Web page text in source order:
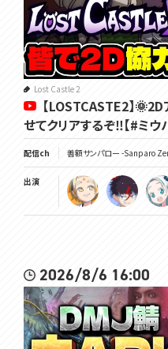
Lost Castle 2
【LOSTCASTE2】
せてクリアするぞ‼【#ミウ
配信ch 善額サンパロー -Sanparo
出演
2026/8/6 16:00